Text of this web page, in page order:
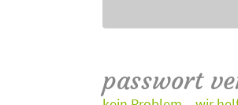
passwort